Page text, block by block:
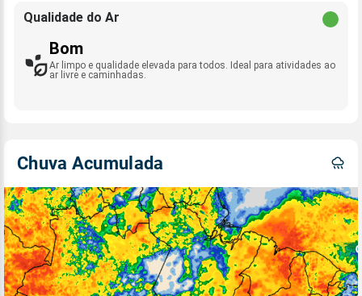
Qualidade do Ar
Bom
Ar limpo e qualidade elevada para todos. Ideal para atividades ao
ar livre e caminhadas.
Chuva Acumulada